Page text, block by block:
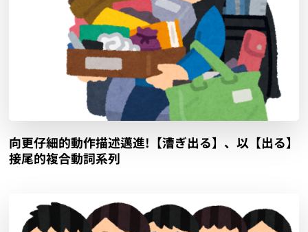
向更仔細的動作描述邁進!【漕ぎ出る】、以【出る】
接尾的複合動詞系列